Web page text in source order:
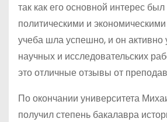
так как его основной интерес
политическими и
учеба шла успешно, и он активно
научных и исследовательских
это отличные отзывы от
По окончании университета
получил степень бакалавра